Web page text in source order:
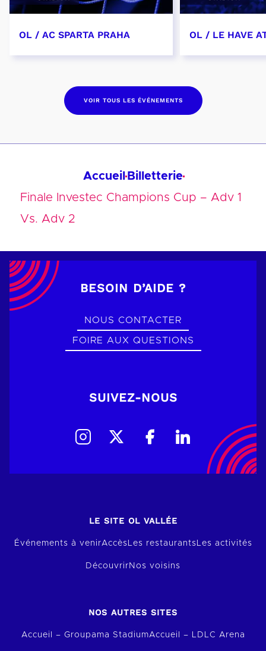
OL / AC SPARTA PRAHA OL / LE HAVE
VOIR TOUS LES ÉVÉNEMENTS
Accueil Billetterie
Finale Investec Champions Cup – Adv 1
Vs. Adv 2
BESOIN D’AIDE ?
NOUS CONTACTER
FOIRE AUX QUESTIONS
SUIVEZ-NOUS
LE SITE OL VALLÉE
Événements à venirAccèsLes restaurantsLes activités
Découvrir Nos voisins
NOS AUTRES SITES
Accueil – Groupama StadiumAccueil – LDLC Arena